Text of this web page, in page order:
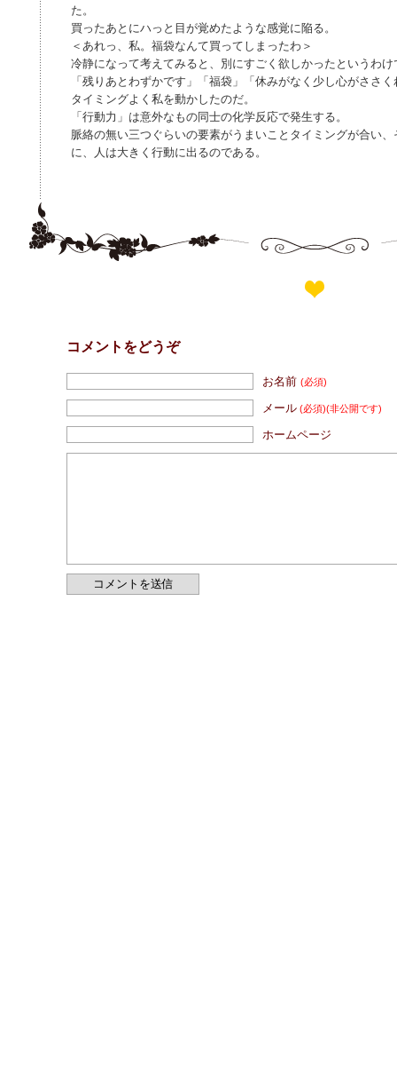
た。
買ったあとにハっと目が覚めたような感覚に陥る。
＜あれっ、私。福袋なんて買ってしまったわ＞
冷静になって考えてみると、別にすごく欲しかったというわ
「残りあとわずかです」「福袋」「休みがなく少し心がささ
タイミングよく私を動かしたのだ。
「行動力」は意外なもの同士の化学反応で発生する。
脈絡の無い三つぐらいの要素がうまいことタイミングが合い
に、人は大きく行動に出るのである。
コメントをどうぞ
お名前(必須)
メール (必須)(非公開です)
ホームページ